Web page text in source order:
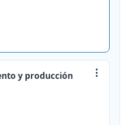
y producción